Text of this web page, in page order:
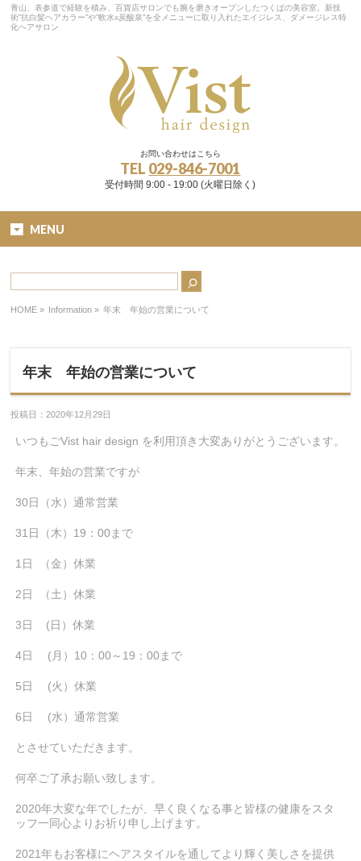
青山、表参道で経験を積み、百貨店サロンでも腕を磨きオープンしたつくばの美容室。新技
術”抗白髪ヘアカラー”や”軟水x炭酸泉”を全メニューに取り入れたエイジレス、ダメージレス特
化ヘアサロン
お問い合わせはこちら
TEL 029-846-7001
受付時間 9:00 - 19:00 (火曜日除く)
MENU
HOME » Information » 年末 年始の営業について
年末 年始の営業について
投稿日：2020年12月29日
いつもごVist hair design を利用頂き大変ありがとうございます。
年末、年始の営業ですが
30日（水）通常営業
31日（木）19：00まで
1日 （金）休業
2日 （土）休業
3日 (日）休業
4日 (月）10：00～19：00まで
5日 (火）休業
6日 (水）通常営業
とさせていただきます。
何卒ご了承お願い致します。
2020年大変な年でしたが、早く良くなる事と皆様の健康をスタ
ッフ一同心よりお祈り申し上げます。
2021年もお客様にヘアスタイルを通してより輝く美しさを提供